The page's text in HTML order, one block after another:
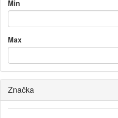
Min
Max
Značka